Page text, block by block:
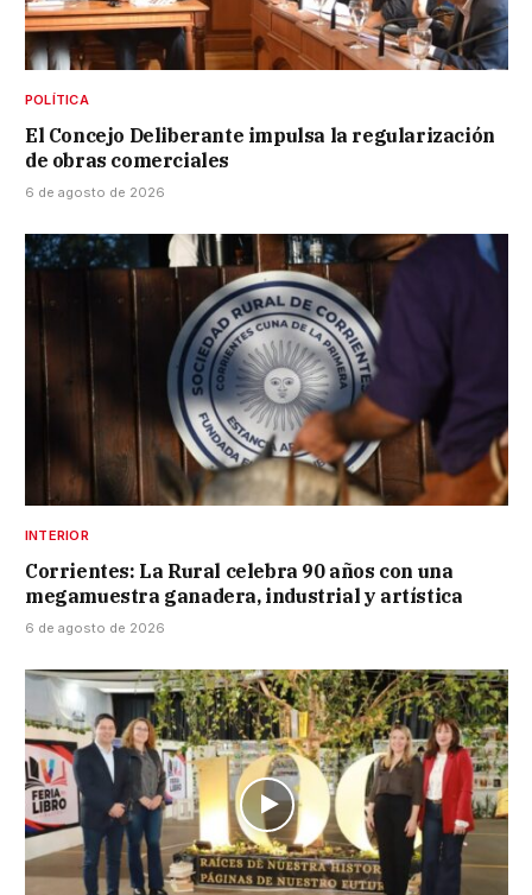
POLÍTICA
El Concejo Deliberante impulsa la regularización
de obras comerciales
6 de agosto de 2026
INTERIOR
Corrientes: La Rural celebra 90 años con una
megamuestra ganadera, industrial y artística
6 de agosto de 2026